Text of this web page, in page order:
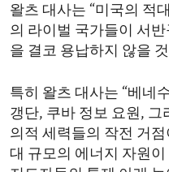
왈츠 대사는 “미국의 적
의 라이벌 국가들이 서
을 결코 용납하지 않을
특히 왈츠 대사는 “베네
갱단, 쿠바 정보 요원,
의적 세력들의 작전 거점
대 규모의 에너지 자원